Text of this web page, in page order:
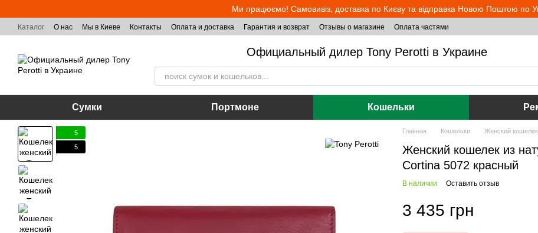
Ми працюємо! Самовивіз, доставка по Києву та відправка Новою Поштою по
Каталог О нас Мы в Киеве Контакты Оплата и доставка Гарантия и возврат Отзывы о магазине Оплата частями
Официальный дилер Tony Perotti в Украине
Сумки Портмоне Кошельки
5
5
Главная Кошельки Женский
Женский кошелек из
Cortina 5072 красный
В наличии Оставить отзыв
3 435 грн